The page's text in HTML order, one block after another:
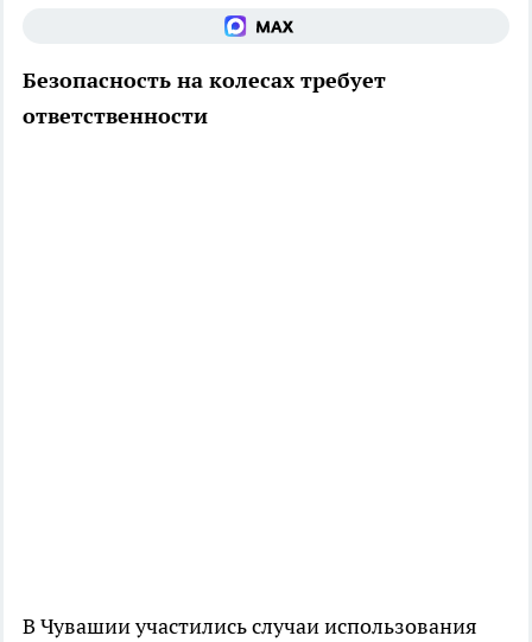
Безопасность на колесах требует
ответственности
В Чувашии участились случаи использования